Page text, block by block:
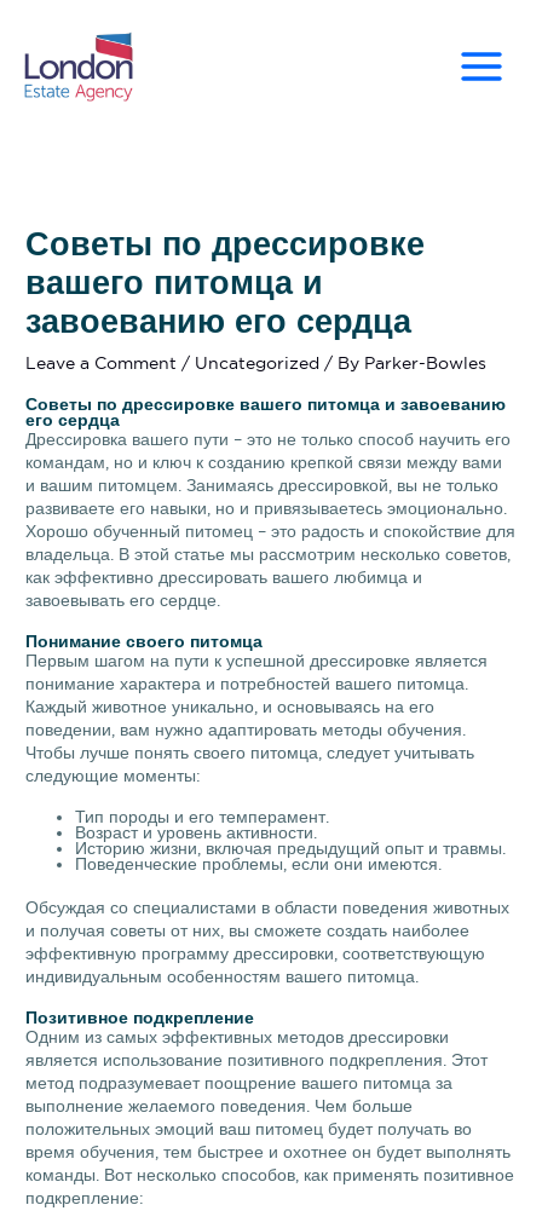
Советы по дрессировке
вашего питомца и
завоеванию его сердца
Leave a Comment / Uncategorized / By Parker-Bowles
Советы по дрессировке вашего питомца и завоеванию
его сердца
Дрессировка вашего пути – это не только способ научить его
командам, но и ключ к созданию крепкой связи между вами
и вашим питомцем. Занимаясь дрессировкой, вы не только
развиваете его навыки, но и привязываетесь эмоционально.
Хорошо обученный питомец – это радость и спокойствие для
владельца. В этой статье мы рассмотрим несколько советов,
как эффективно дрессировать вашего любимца и
завоевывать его сердце.
Понимание своего питомца
Первым шагом на пути к успешной дрессировке является
понимание характера и потребностей вашего питомца.
Каждый животное уникально, и основываясь на его
поведении, вам нужно адаптировать методы обучения.
Чтобы лучше понять своего питомца, следует учитывать
следующие моменты:
Тип породы и его темперамент.
Возраст и уровень активности.
Историю жизни, включая предыдущий опыт и травмы.
Поведенческие проблемы, если они имеются.
Обсуждая со специалистами в области поведения животных
и получая советы от них, вы сможете создать наиболее
эффективную программу дрессировки, соответствующую
индивидуальным особенностям вашего питомца.
Позитивное подкрепление
Одним из самых эффективных методов дрессировки
является использование позитивного подкрепления. Этот
метод подразумевает поощрение вашего питомца за
выполнение желаемого поведения. Чем больше
положительных эмоций ваш питомец будет получать во
время обучения, тем быстрее и охотнее он будет выполнять
команды. Вот несколько способов, как применять позитивное
подкрепление: